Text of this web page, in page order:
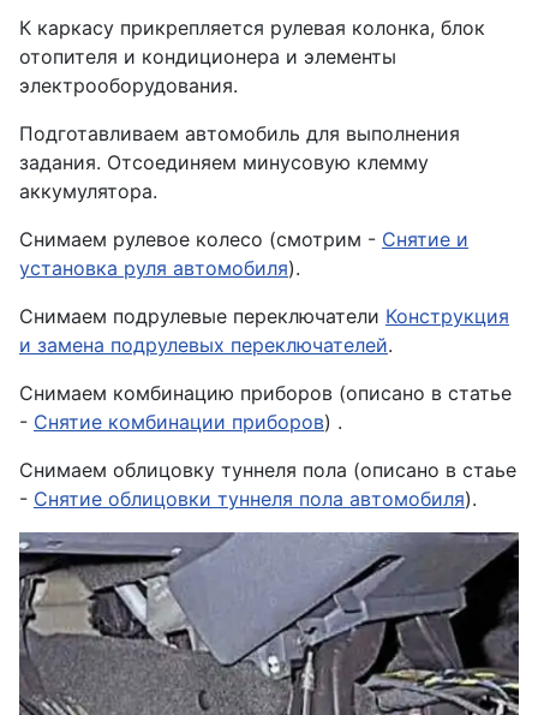
К каркасу прикрепляется рулевая колонка, блок
отопителя и кондиционера и элементы
электрооборудования.
Подготавливаем автомобиль для выполнения
задания. Отсоединяем минусовую клемму
аккумулятора.
Снимаем рулевое колесо (смотрим - Снятие и
установка руля автомобиля).
Снимаем подрулевые переключатели Конструкция
и замена подрулевых переключателей.
Снимаем комбинацию приборов (описано в статье
- Снятие комбинации приборов) .
Снимаем облицовку туннеля пола (описано в стаье
- Снятие облицовки туннеля пола автомобиля).